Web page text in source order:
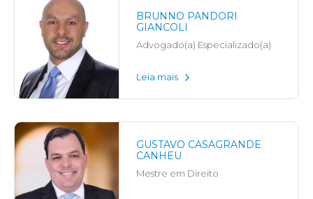
BRUNNO PANDORI
GIANCOLI
Advogado(a) Especializado(a)
Leia mais
GUSTAVO CASAGRANDE
CANHEU
Mestre em Direito